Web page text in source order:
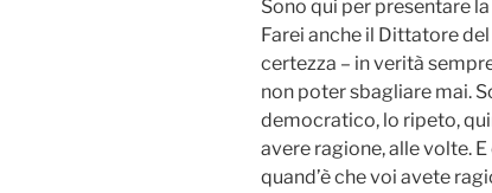
Sono qui per presentare
Farei anche il Dittatore
certezza – in verità
non poter sbagliare mai.
democratico, lo ripeto,
avere ragione, alle volte.
quand’è che voi avete